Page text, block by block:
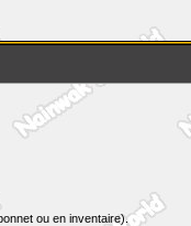
ou en inventaire).